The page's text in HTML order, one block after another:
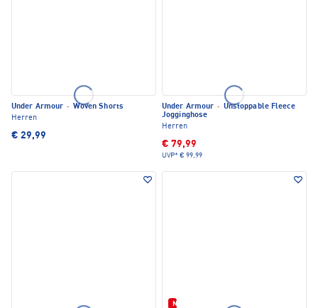
Under Armour · Woven Shorts
Herren
€ 29,99
Under Armour · Unstoppable Fleece
Jogginghose
Herren
€ 79,99
UVP* € 99,99
Neu